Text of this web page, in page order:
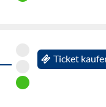
Ticket